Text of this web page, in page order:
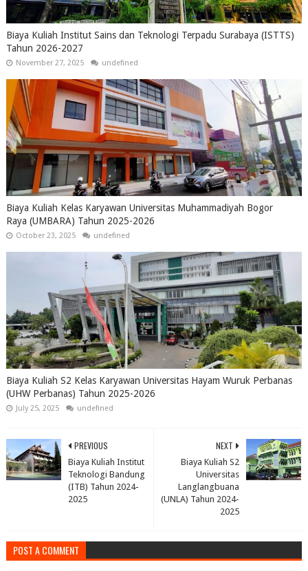
Biaya Kuliah Institut Sains dan Teknologi Terpadu Surabaya (ISTTS)
Tahun 2026-2027
November 27, 2025 undefined
Biaya Kuliah Kelas Karyawan Universitas Muhammadiyah Bogor
Raya (UMBARA) Tahun 2025-2026
October 23, 2025 undefined
Biaya Kuliah S2 Kelas Karyawan Universitas Hayam Wuruk Perbanas
(UHW Perbanas) Tahun 2025-2026
July 25, 2025 undefined
NEXT
Biaya Kuliah S2
Universitas
Langlangbuana
(UNLA) Tahun 2024-
2025
PREVIOUS
Biaya Kuliah Institut
Teknologi Bandung
(ITB) Tahun 2024-
2025
POST A COMMENT